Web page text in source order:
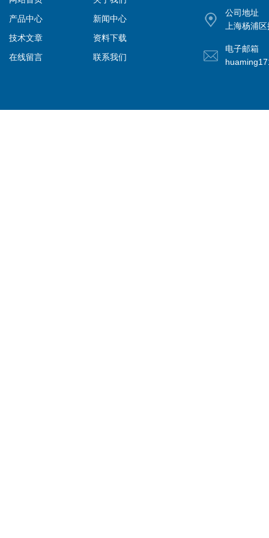
产品中心
新闻中心
技术文章
资料下载
在线留言
联系我们
公司地址
上海杨浦
电子邮箱